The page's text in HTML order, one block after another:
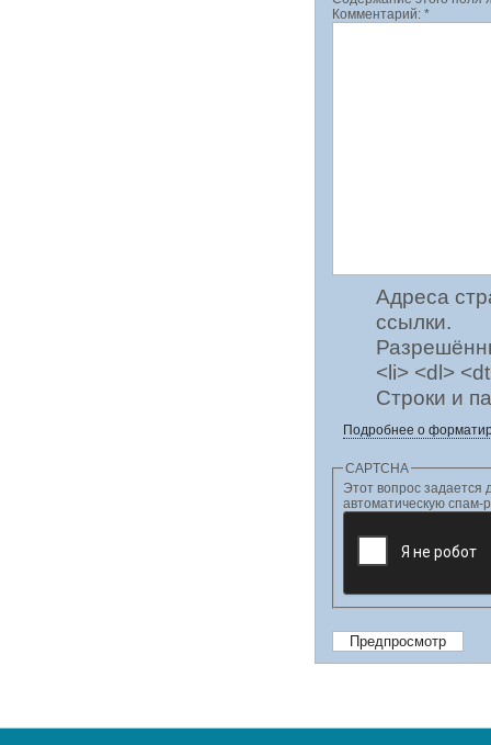
Комментарий: *
Адреса
ссылки.
<li> <dl>
Строки и
Подробнее о
CAPTCHA
Этот вопрос задается для того,
автоматическую спам-